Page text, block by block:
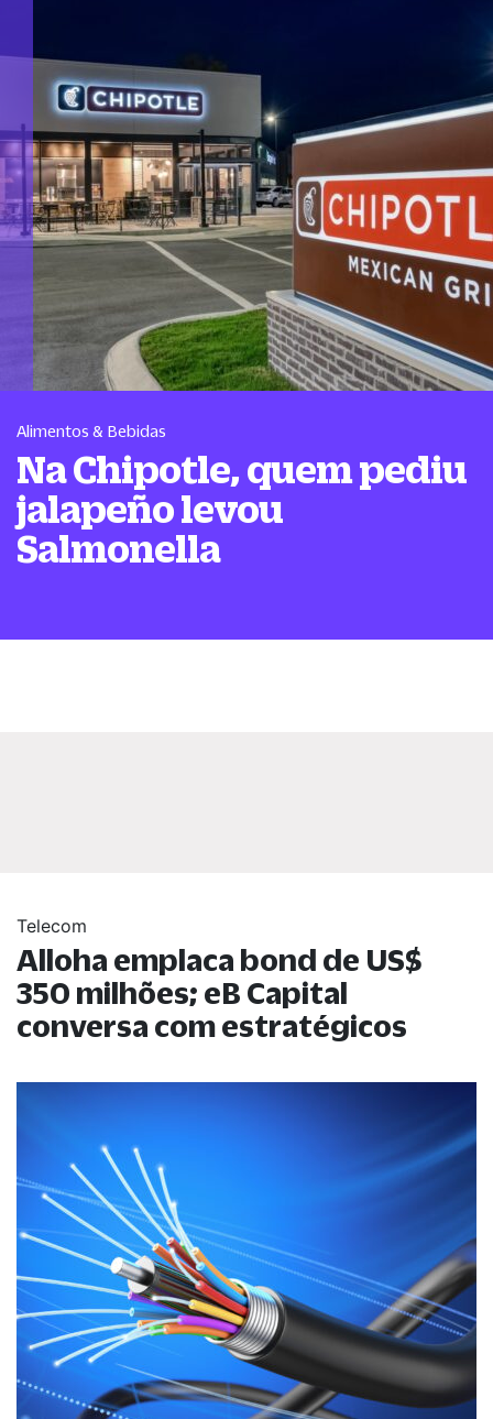
Alimentos & Bebidas
Na Chipotle, quem pediu
jalapeño levou
Salmonella
Telecom
Alloha emplaca bond de US$
350 milhões; eB Capital
conversa com estratégicos